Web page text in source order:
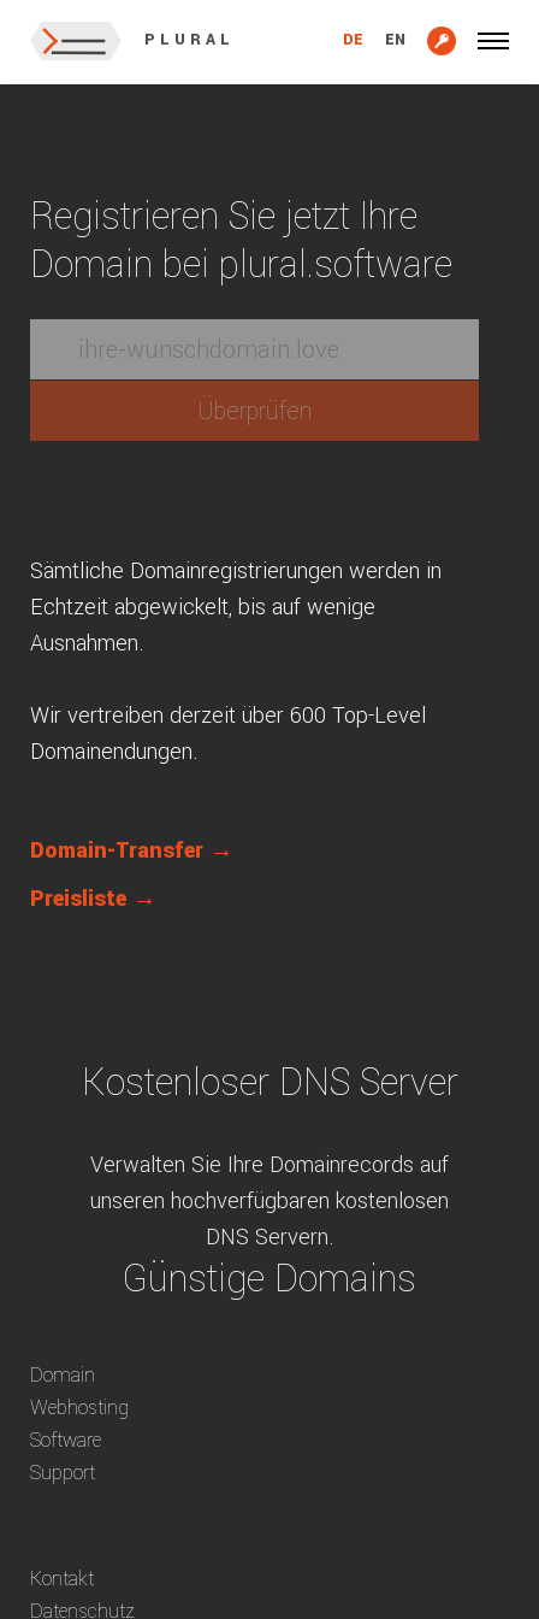
PLURAL DE EN
Registrieren Sie jetzt Ihre
Domain bei plural.software
Sämtliche Domainregistrierungen werden in
Echtzeit abgewickelt, bis auf wenige
Ausnahmen.
Wir vertreiben derzeit über 600 Top-Level
Domainendungen.
Domain-Transfer →
Preisliste →
Kostenloser DNS Server
Verwalten Sie Ihre Domainrecords auf
unseren hochverfügbaren kostenlosen
DNS Servern.
Günstige Domains
weltweit verfügbare Domains inklusive
Vorkasse oder über ein andere verfügbare
Domain
Webhosting
Software
Support
Kontakt
Datenschutz